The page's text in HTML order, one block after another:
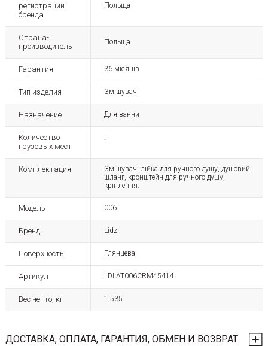
регистрации
бренда
Польща
Страна-
производитель
Польща
Гарантия 36 місяців
Тип изделия Змішувач
Назначение Для ванни
Количество
грузовых мест
1
Комплектация
Змішувач, лійка для ручного душу, душовий
шланг, кронштейн для ручного душу,
кріплення.
Модель 006
Бренд Lidz
Поверхность Глянцева
Артикул LDLAT006CRM45414
Вес нетто, кг 1,535
ДОСТАВКА, ОПЛАТА, ГАРАНТИЯ, ОБМЕН И ВОЗВРАТ